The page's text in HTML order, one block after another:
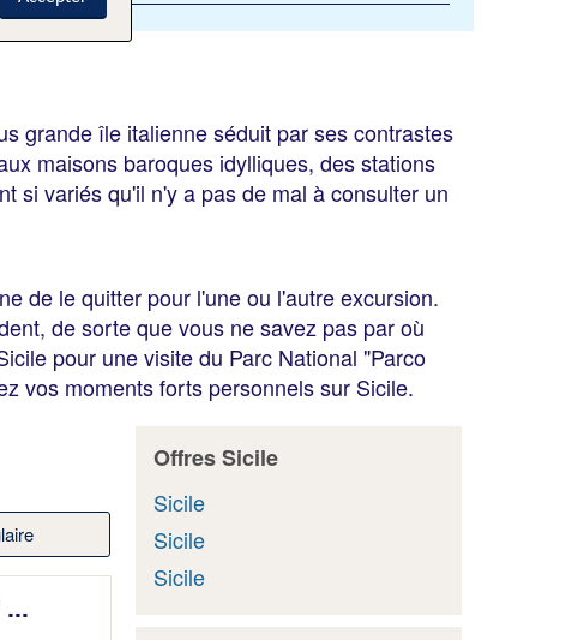
grande île italienne séduit par ses contrastes
maisons baroques idylliques, des stations
si variés qu'il n'y a pas de mal à consulter un
de le quitter pour l'une ou l'autre excursion.
de sorte que vous ne savez pas par où
pour une visite du Parc National "Parco
vos moments forts personnels sur Sicile.
Offres Sicile
Sicile
Sicile
Sicile